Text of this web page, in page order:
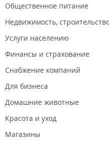
Социальный опыт
Взаимодействие со
товарищами и
Развитие
среди 2007-2008 г. р.
России и Китая, г.
1 место.
турнира "Большие
Общественное питание
Недвижимость,
Услуги населению
Финансы и страхование
Снабжение компаний
Для бизнеса
Домашние животные
Красота и уход
Магазины